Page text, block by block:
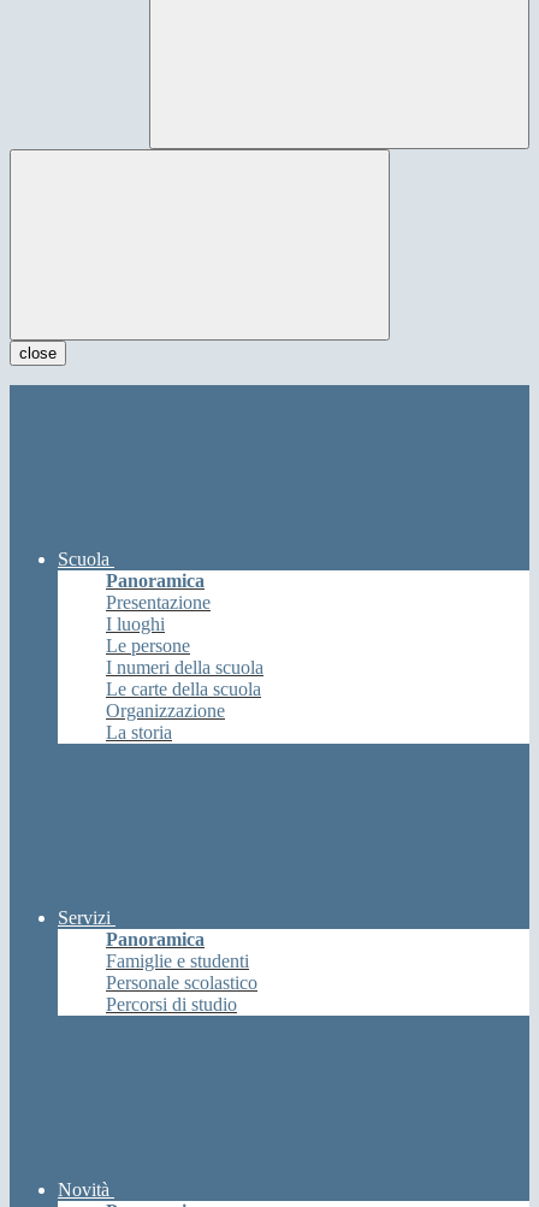
close
Scuola
Panoramica
Presentazione
I luoghi
Le persone
I numeri della scuola
Le carte della scuola
Organizzazione
La storia
Servizi
Panoramica
Famiglie e studenti
Personale scolastico
Percorsi di studio
Novità